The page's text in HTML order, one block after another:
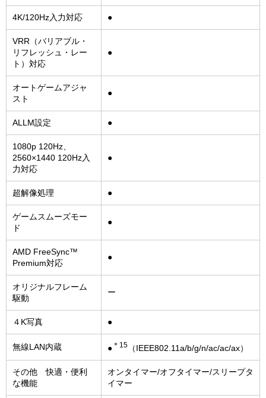
4K/120Hz入力対応 ●
VRR（バリアブル・
リフレッシュ・レー
ト）対応
●
オートゲームアジャ
スト
●
ALLM設定 ●
1080p 120Hz、
2560×1440 120Hz入
力対応
●
超解像処理 ●
ゲームスムーズモー
ド
●
AMD FreeSync™
Premium対応
●
オリジナルフレーム
駆動
ー
４K写真 ●
無線LAN内蔵 ● ＊15 （IEEE802.11a/b/g/n/ac/ac/ax）
その他 快適・便利
な機能
オンタイマー/オフタイマー/スリープタ
イマー